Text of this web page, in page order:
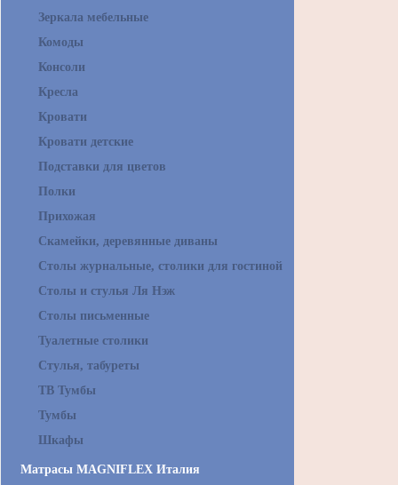
Зеркала мебельные
Комоды
Консоли
Кресла
Кровати
Кровати детские
Подставки для цветов
Полки
Прихожая
Скамейки, деревянные диваны
Столы журнальные, столики для гостиной
Столы и стулья Ля Нэж
Столы письменные
Туалетные столики
Стулья, табуреты
ТВ Тумбы
Тумбы
Шкафы
Матрасы MAGNIFLEX Италия